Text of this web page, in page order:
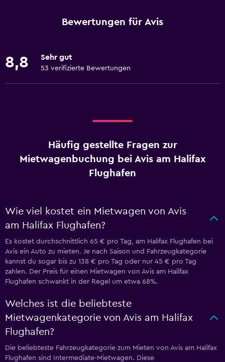
Bewertungen für Avis
8,8 Sehr gut
53 verifizierte Bewertungen
Häufig gestellte Fragen zur
Mietwagenbuchung bei Avis am Halifax
Flughafen
Wie viel kostet ein Mietwagen von Avis
am Halifax Flughafen?
Es kostet durchschnittlich 65 € pro Tag, am Halifax Flughafen bei
Avis ein Auto zu mieten. Je nach Saison und Fahrzeugkategorie
kannst du sogar bis zu 138 € pro Tag oder nur 45 € pro Tag
zahlen. Der Preis für einen Mietwagen von Avis am Halifax
Flughafen schwankt in der Regel um etwa 68%.
Welches ist die beliebteste
Mietwagenkategorie von Avis am Halifax
Flughafen?
Die beliebteste Fahrzeugkategorie zum Mieten von Avis am Halifax
Flughafen sind Intermediate-Mietwagen. Diese